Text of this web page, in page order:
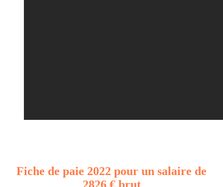
Fiche de paie 2022 pour un salaire de